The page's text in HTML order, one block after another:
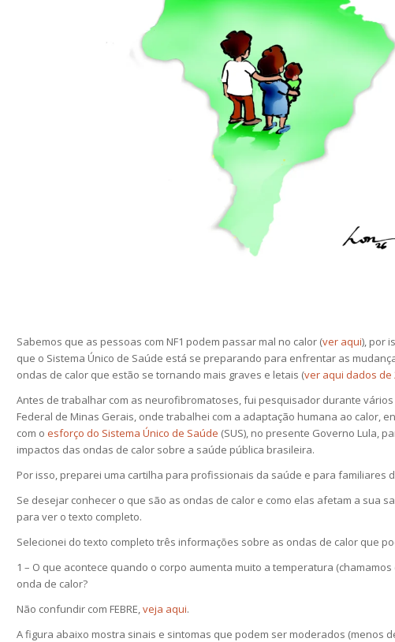
Sabemos que as pessoas com NF1 podem passar mal no calor (ver aqui), por
que o Sistema Único de Saúde está se preparando para enfrentar as
ondas de calor que estão se tornando mais graves e letais (ver aqui dados de
Antes de trabalhar com as neurofibromatoses, fui pesquisador durante
Federal de Minas Gerais, onde trabalhei com a adaptação humana ao calor,
com oesforço do Sistema Único de Saúde (SUS), no presente Governo Lula,
impactos das ondas de calor sobre a saúde pública brasileira.
Por isso, preparei uma cartilha para profissionais da saúde e para familiares
Se desejar conhecer o que são as ondas de calor e como elas afetam a sua
para ver o texto completo.
Selecionei do texto completo três informações sobre as ondas de calor que
1 – O que acontece quando o corpo aumenta muito a temperatura
onda de calor?
Não confundir com FEBRE,veja aqui.
A figura abaixo mostra sinais e sintomas que podem ser moderados (menos